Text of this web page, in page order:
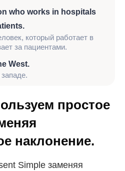
who works in hospitals
который работает в
за пациентами.
West.
простое
наклонение.
Simple заменяя